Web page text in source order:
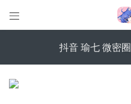

抖音 瑜七 微密